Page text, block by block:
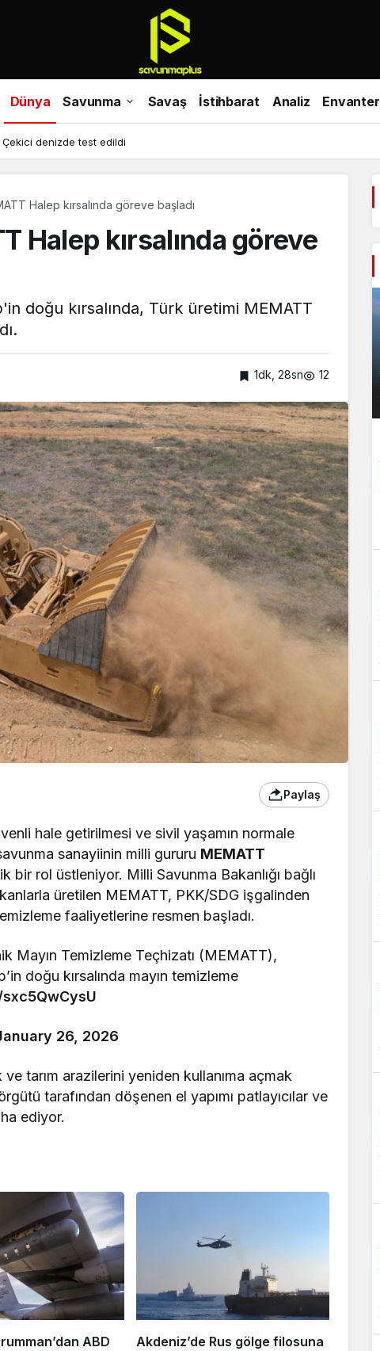
Dünya Savunma Savaş İstihbarat Analiz Envanter
bir ilk: Gövdeden atış yapıldı
Halep kırsalında göreve başladı
Halep kırsalında göreve
doğu kırsalında, Türk üretimi MEMATT
1dk, 28sn 12
Paylaş
hale getirilmesi ve sivil yaşamın normale
sanayiinin milli gururu MEMATT
bir rol üstleniyor. Milli Savunma Bakanlığı bağlı
üretilen MEMATT, PKK/SDG işgalinden
faaliyetlerine resmen başladı.
Mayın Temizleme Teçhizatı (MEMATT),
doğu kırsalında mayın temizleme
26, 2026
tarım arazilerini yeniden kullanıma açmak
tarafından döşenen el yapımı patlayıcılar ve
ediyor.
ABD
Akdeniz’de Rus gölge filosuna